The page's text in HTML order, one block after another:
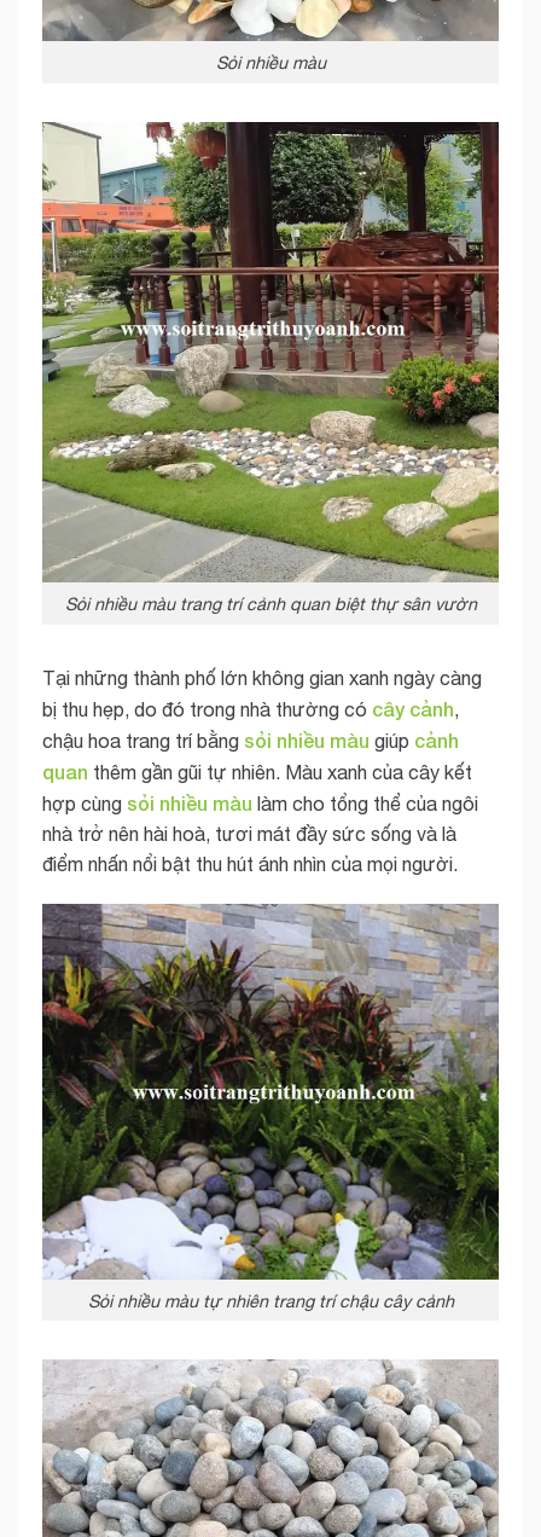
Sỏi nhiều màu
Sỏi nhiều màu trang trí cảnh quan biệt thự sân vườn
Tại những thành phố lớn không gian xanh ngày càng
bị thu hẹp, do đó trong nhà thường có cây cảnh
chậu hoa trang trí bằng sỏi nhiều màu giúp cảnh
quan thêm gần gũi tự nhiên. Màu xanh của cây kết
hợp cùng sỏi nhiều màu làm cho tổng thể của ngôi
nhà trở nên hài hoà, tươi mát đầy sức sống và là
điểm nhấn nổi bật thu hút ánh nhìn của mọi người.
Sỏi nhiều màu tự nhiên trang trí chậu cây cảnh